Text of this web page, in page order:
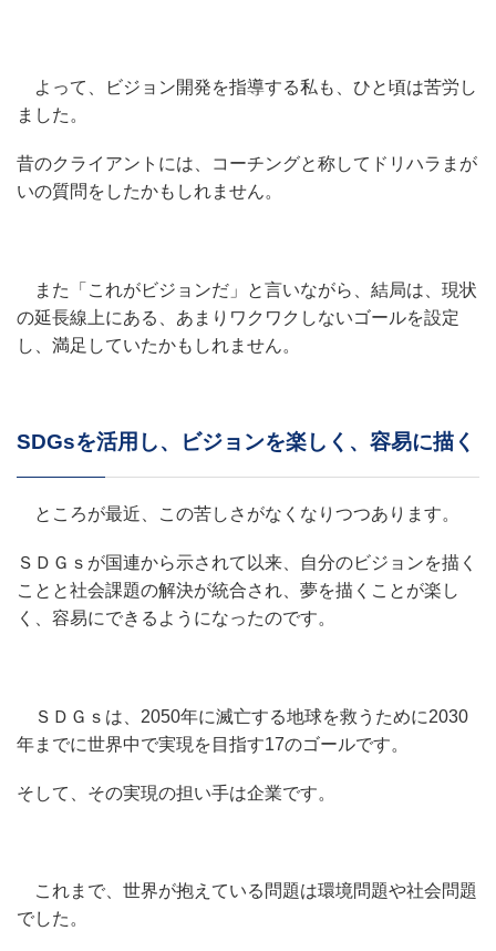
よって、ビジョン開発を指導する私も、ひと頃は苦労し
ました。
昔のクライアントには、コーチングと称してドリハラまが
いの質問をしたかもしれません。
また「これがビジョンだ」と言いながら、結局は、現状
の延長線上にある、あまりワクワクしないゴールを設定
し、満足していたかもしれません。
SDGsを活用し、ビジョンを楽しく、容易に描く
ところが最近、この苦しさがなくなりつつあります。
ＳＤＧｓが国連から示されて以来、自分のビジョンを描く
ことと社会課題の解決が統合され、夢を描くことが楽し
く、容易にできるようになったのです。
ＳＤＧｓは、2050年に滅亡する地球を救うために2030
年までに世界中で実現を目指す17のゴールです。
そして、その実現の担い手は企業です。
これまで、世界が抱えている問題は環境問題や社会問題
でした。